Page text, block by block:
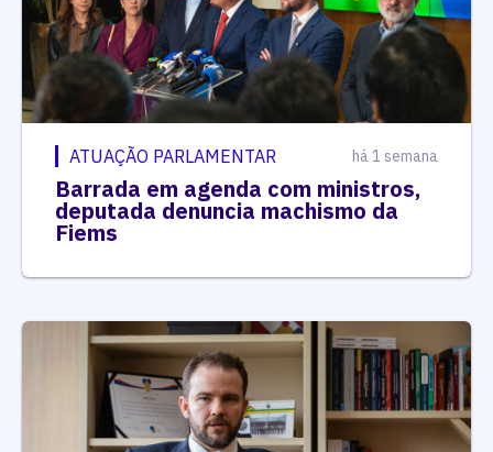
ATUAÇÃO PARLAMENTAR há 1 semana
Barrada em agenda com ministros,
deputada denuncia machismo da
Fiems